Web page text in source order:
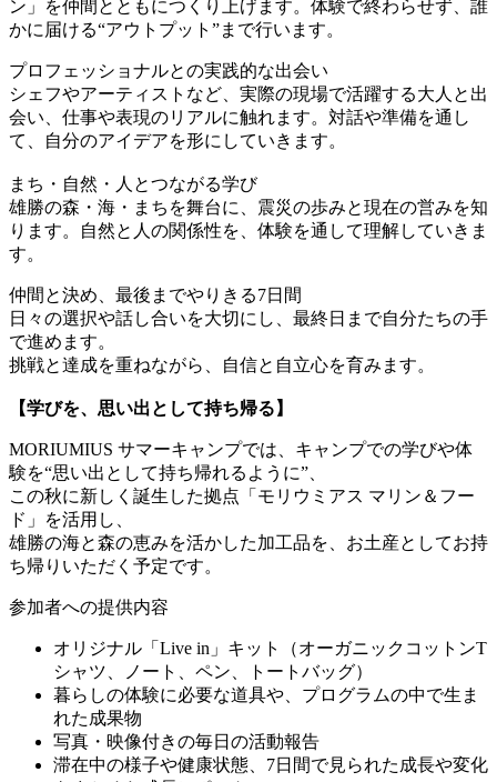
ン」を仲間とともにつくり上げます。体験で終わらせず、誰
かに届ける“アウトプット”まで行います。
プロフェッショナルとの実践的な出会い
シェフやアーティストなど、実際の現場で活躍する大人と出
会い、仕事や表現のリアルに触れます。対話や準備を通し
て、自分のアイデアを形にしていきます。
まち・自然・人とつながる学び
雄勝の森・海・まちを舞台に、震災の歩みと現在の営みを知
ります。自然と人の関係性を、体験を通して理解していきま
す。
仲間と決め、最後までやりきる7日間
日々の選択や話し合いを大切にし、最終日まで自分たちの手
で進めます。
挑戦と達成を重ねながら、自信と自立心を育みます。
【学びを、思い出として持ち帰る】
MORIUMIUS サマーキャンプでは、キャンプでの学びや体
験を“思い出として持ち帰れるように”、
この秋に新しく誕生した拠点「モリウミアス マリン＆フー
ド」を活用し、
雄勝の海と森の恵みを活かした加工品を、お土産としてお持
ち帰りいただく予定です。
参加者への提供内容
オリジナル「Live in」キット（オーガニックコットンT
シャツ、ノート、ペン、トートバッグ）
暮らしの体験に必要な道具や、プログラムの中で生ま
れた成果物
写真・映像付きの毎日の活動報告
滞在中の様子や健康状態、7日間で見られた成長や変化